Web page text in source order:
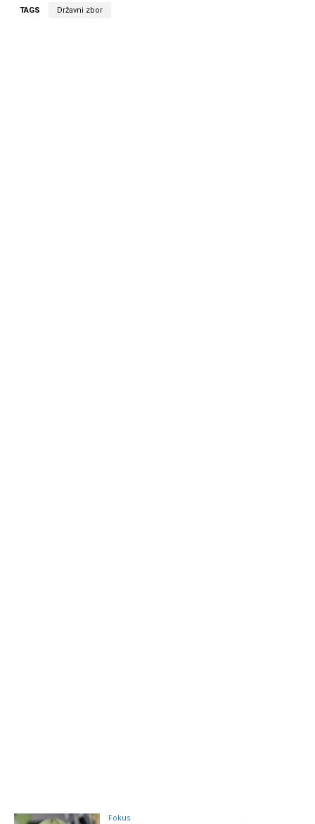
TAGS Državni zbor
Fokus